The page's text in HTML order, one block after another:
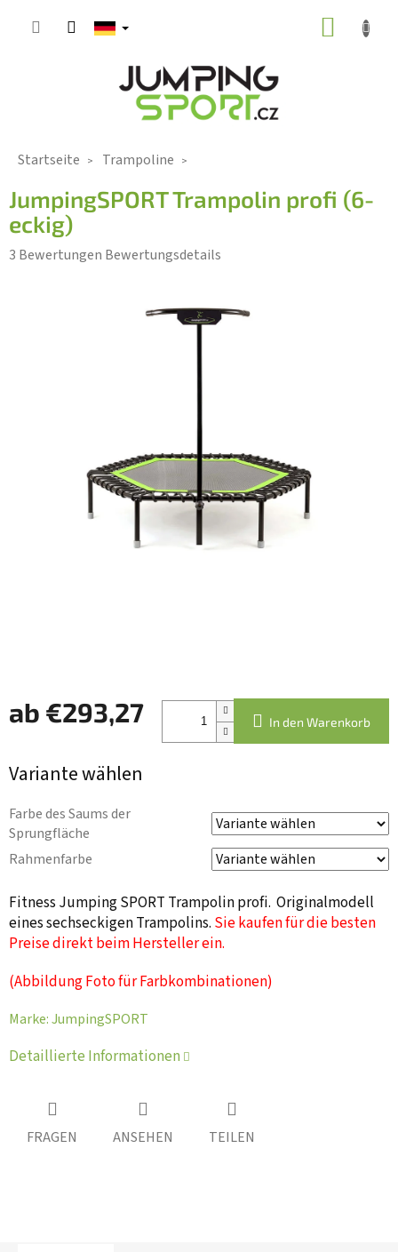
Inhalt
Startseite Trampoline
JumpingSPORT Trampolin profi (6-
eckig)
Die
3 Bewertungen Bewertungsdetails
In den Warenkorb
ab €293,27
Variante wählen
Farbe des Saums der
Sprungfläche
Rahmenfarbe
Fitness Jumping SPORT Trampolin profi. Originalmodell
eines sechseckigen Trampolins. Sie kaufen für die besten
Preise direkt beim Hersteller ein.
(Abbildung Foto für Farbkombinationen)
Marke:JumpingSPORT
Detaillierte Informationen
FRAGEN ANSEHEN TEILEN